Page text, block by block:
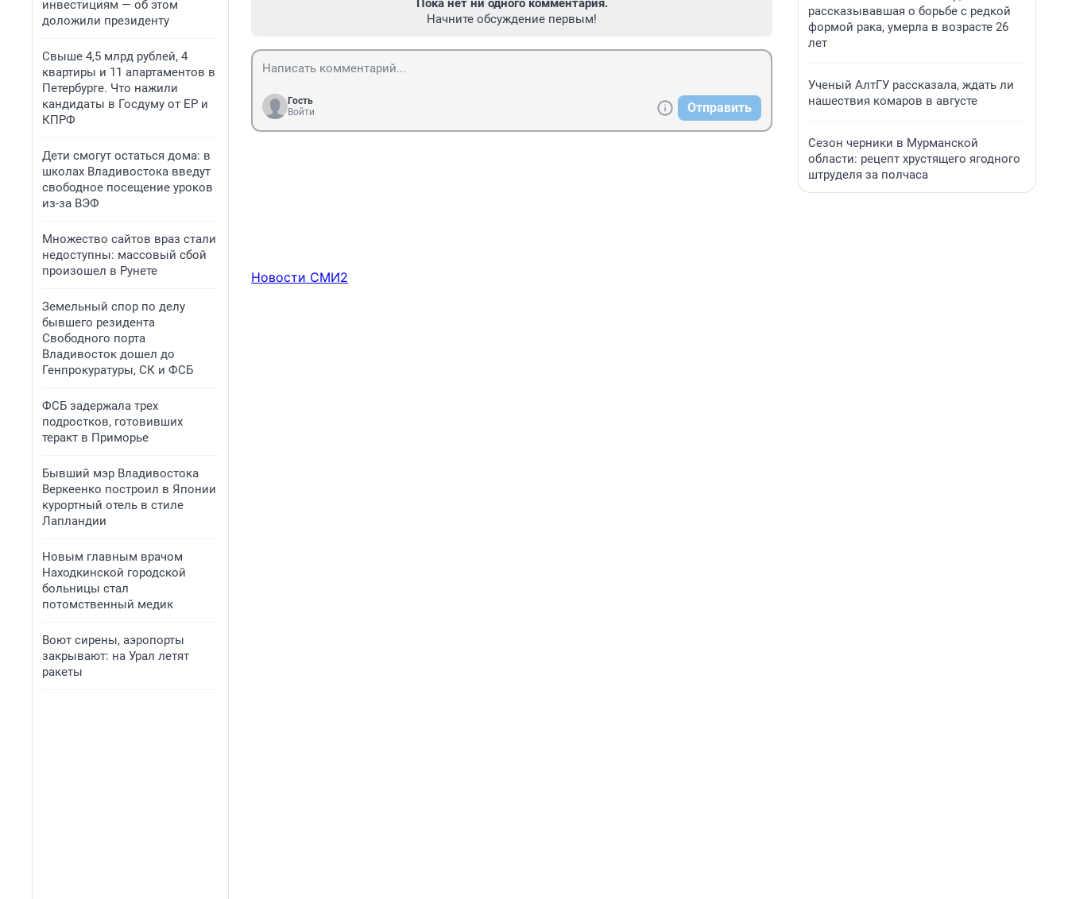
инвестициям — об этом
доложили президенту
Свыше 4,5 млрд рублей, 4
квартиры и 11 апартаментов в
Петербурге. Что нажили
кандидаты в Госдуму от ЕР и
КПРФ
Дети смогут остаться дома: в
школах Владивостока введут
свободное посещение уроков
из-за ВЭФ
Множество сайтов враз стали
недоступны: массовый сбой
произошел в Рунете
Земельный спор по делу
бывшего резидента
Свободного порта
Владивосток дошел до
Генпрокуратуры, СК и ФСБ
ФСБ задержала трех
подростков, готовивших
теракт в Приморье
Бывший мэр Владивостока
Веркеенко построил в Японии
курортный отель в стиле
Лапландии
Новым главным врачом
Находкинской городской
больницы стал
потомственный медик
Воют сирены, аэропорты
закрывают: на Урал летят
ракеты
Пока нет ни одного комментария.
Начните обсуждение первым!
Гость
Войти
Отправить
Новости СМИ2
рассказывавшая о борьбе с редкой
формой рака, умерла в возрасте 26
лет
Ученый АлтГУ рассказала, ждать ли
нашествия комаров в августе
Сезон черники в Мурманской
области: рецепт хрустящего ягодного
штруделя за полчаса